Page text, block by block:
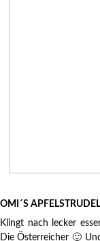
OMI´S
Klingt nach lecker
Die Österreicher 🙂